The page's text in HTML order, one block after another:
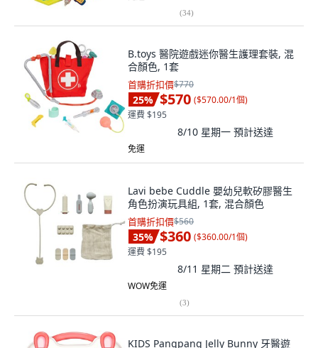
(34)
B.toys 醫院遊戲迷你醫生護理套裝, 混
合顏色, 1套
首購折扣價$770
25% $570 ($570.00/1個)
運費 $195
8/10 星期一 預計送達
免運
Lavi bebe Cuddle 嬰幼兒軟矽膠醫生
角色扮演玩具組, 1套, 混合顏色
首購折扣價$560
35% $360 ($360.00/1個)
運費 $195
8/11 星期二 預計送達
WOW免運
(3)
KIDS Pangpang Jelly Bunny 牙醫遊